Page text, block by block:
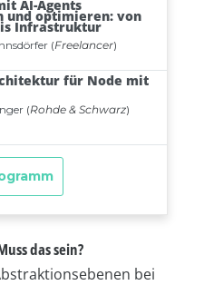
das sein?
bei